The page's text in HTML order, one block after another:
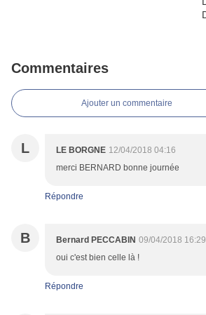
Commentaires
Ajouter un commentaire
L LE BORGNE 12/04/2018 04:16
merci BERNARD bonne journée
Répondre
B Bernard PECCABIN 09/04/2018 16:29
oui c'est bien celle là !
Répondre